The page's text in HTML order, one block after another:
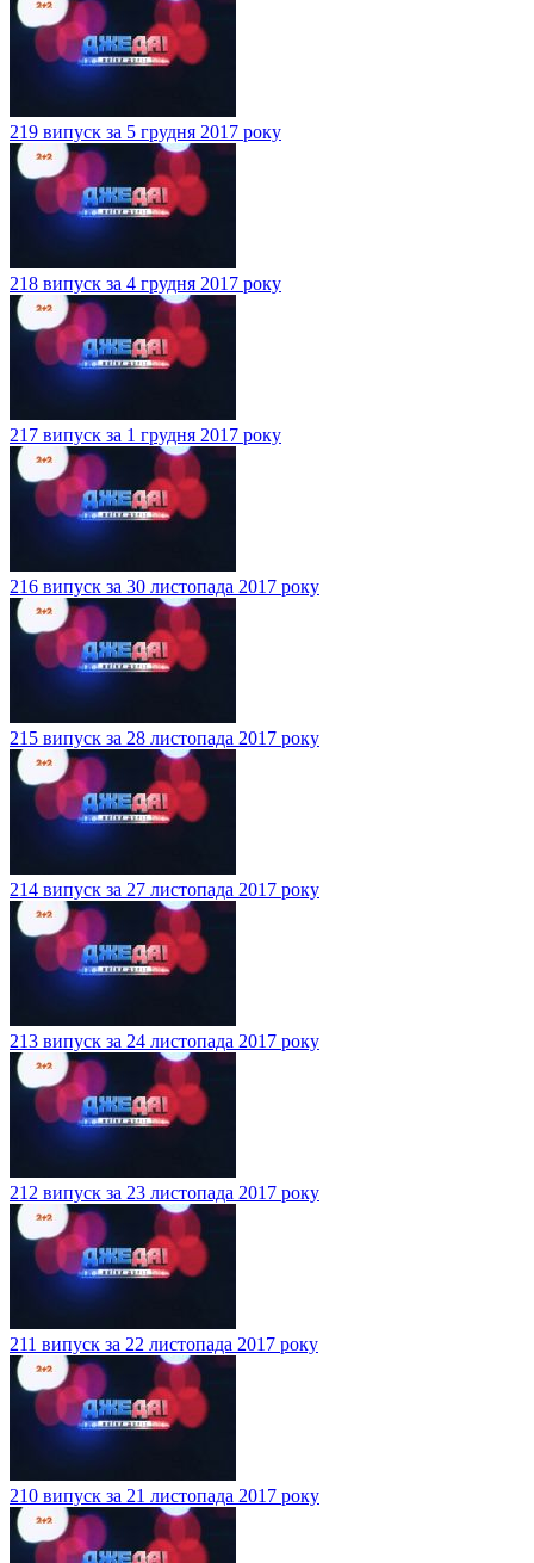
219 випуск за 5 грудня 2017 року
218 випуск за 4 грудня 2017 року
217 випуск за 1 грудня 2017 року
216 випуск за 30 листопада 2017 року
215 випуск за 28 листопада 2017 року
214 випуск за 27 листопада 2017 року
213 випуск за 24 листопада 2017 року
212 випуск за 23 листопада 2017 року
211 випуск за 22 листопада 2017 року
210 випуск за 21 листопада 2017 року